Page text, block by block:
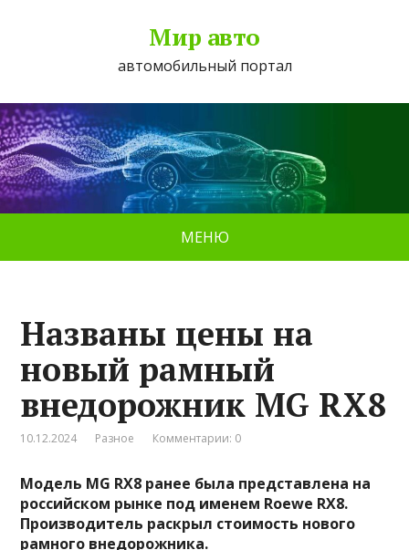
Мир авто
автомобильный портал
МЕНЮ
Названы цены на
новый рамный
внедорожник MG RX8
10.12.2024 Разное Комментарии: 0
Модель MG RX8 ранее была представлена на
российском рынке под именем Roewe RX8.
Производитель раскрыл стоимость нового
рамного внедорожника.